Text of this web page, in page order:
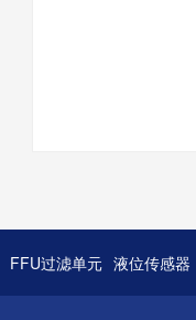
FFU过滤单元 液位传感器